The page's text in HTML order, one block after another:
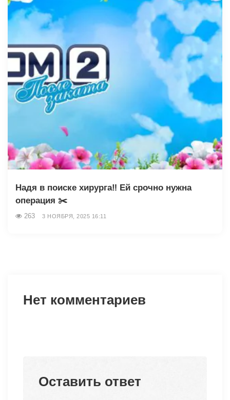
Надя в поиске хирурга‼️ Ей срочно нужна
операция ✂️
263 3 НОЯБРЯ, 2025 16:11
Нет комментариев
Оставить ответ